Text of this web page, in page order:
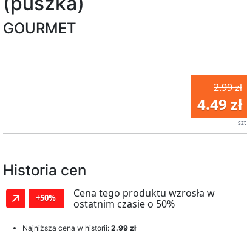
GOURMET
2.99 zł
4.49 zł
szt
Historia cen
+50%
Cena tego produktu wzrosła w
ostatnim czasie o 50%
Najniższa cena w historii: 2.99 zł